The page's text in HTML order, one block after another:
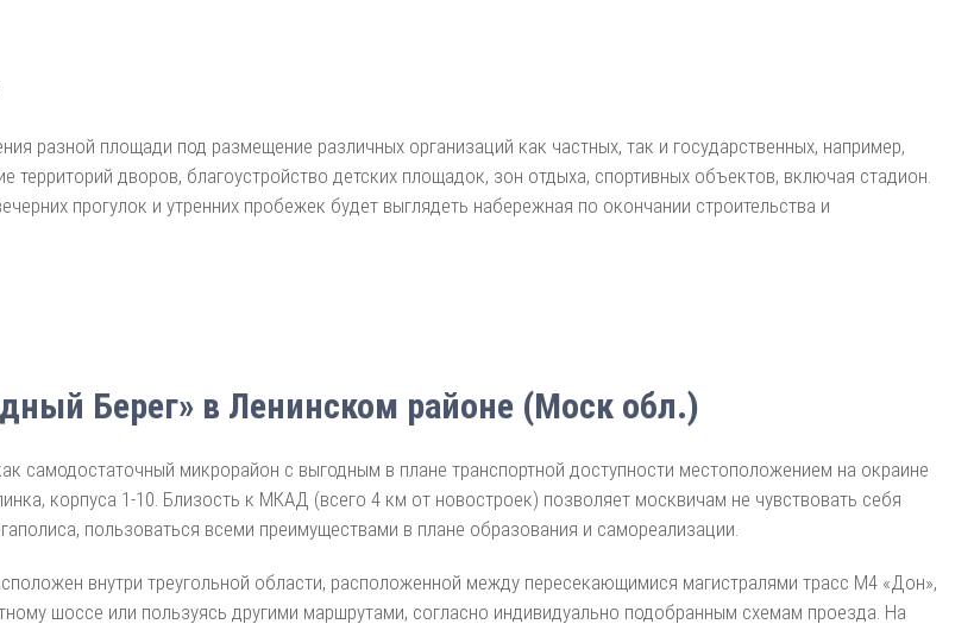
разной площади под размещение различных организаций как частных, так и государственных, например,
дворов, благоустройство детских площадок, зон отдыха, спортивных объектов, включая стадион.
прогулок и утренних пробежек будет выглядеть набережная по окончании строительства и
Берег» в Ленинском районе (Моск обл.)
самодостаточный микрорайон с выгодным в плане транспортной доступности местоположением на окраине
корпуса 1-10. Близость к МКАД (всего 4 км от новостроек) позволяет москвичам не чувствовать себя
пользоваться всеми преимуществами в плане образования и самореализации.
внутри треугольной области, расположенной между пересекающимися магистралями трасс М4 «Дон»,
шоссе или пользуясь другими маршрутами, согласно индивидуально подобранным схемам проезда. На